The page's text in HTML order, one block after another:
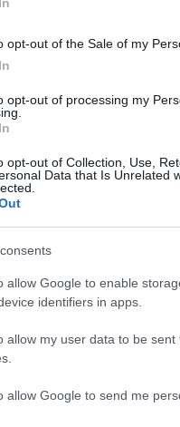
opt-out of the Sale of my
opt-out of processing my
opt-out of Collection, Use,
Data that Is Unrelated
allow Google to enable
identifiers in apps.
allow my user data to be
allow Google to send me
- 13:51
ή
αντι-
πως υπάρχει
- 13:12